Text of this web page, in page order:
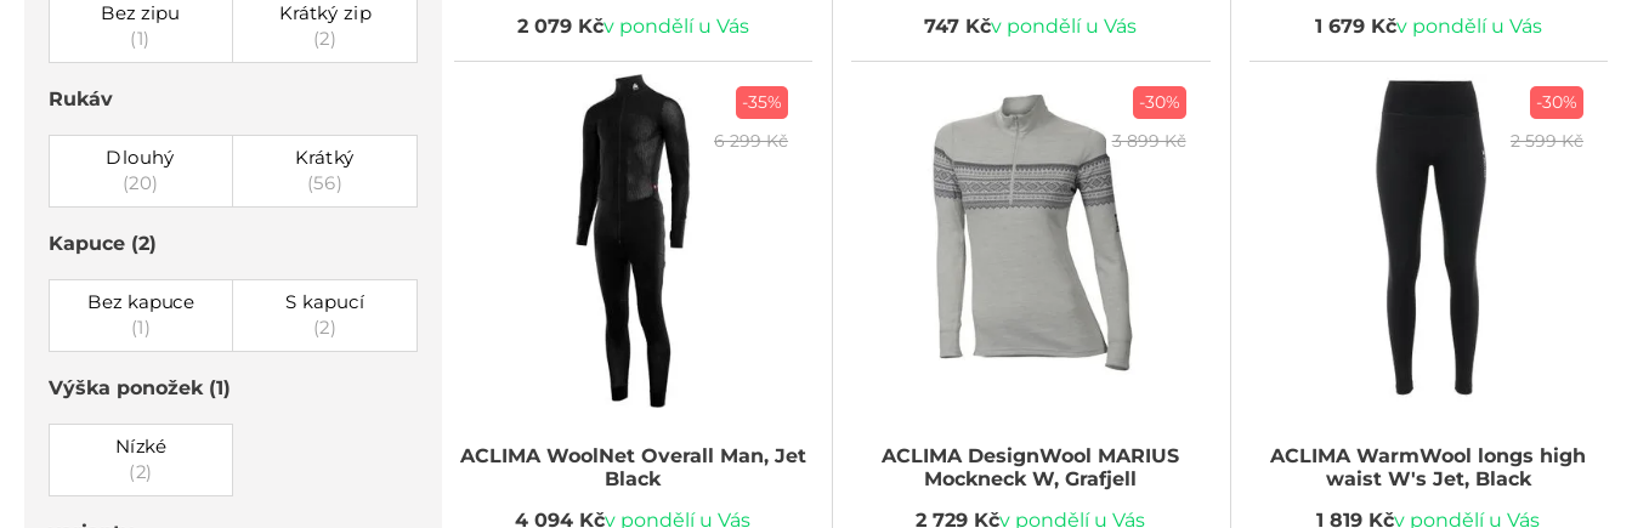
Bez zipu
(1)
Krátký zip
(2)
Rukáv
Dlouhý
(20)
Krátký
(56)
Kapuce (2)
Bez kapuce
(1)
S kapucí
(2)
Výška ponožek (1)
Nízké
(2)
2 079 Kčv pondělí u Vás
747 Kčv pondělí u Vás
1 679 Kčv pondělí u Vás
-35%
6 299 Kč
ACLIMAWoolNet Overall Man, Jet
Black
4 094 Kčv pondělí u Vás
-30%
3 899 Kč
ACLIMADesignWool MARIUS
Mockneck W, Grafjell
2 729 Kčv pondělí u Vás
-30%
2 599 Kč
ACLIMAWarmWool longs high
waist W's Jet, Black
1 819 Kčv pondělí u Vás